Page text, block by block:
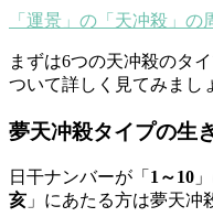
「運景」の「天冲殺」
まずは6つの天冲殺のタ
ついて詳しく見てみまし
夢天冲殺タイプの生
日干ナンバーが「 1～10
亥 」にあたる方は夢天冲